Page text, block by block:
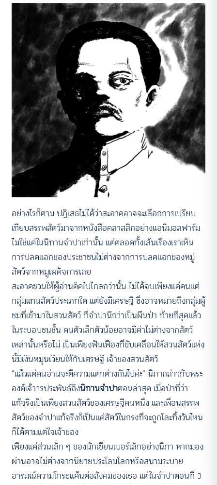
อย่างไรก็ตาม ปฏิเสธไม่ได้ว่าสะอาดอาจจะเลือกการเปรียบ
เทียบสรรพสัตว์มาจากหนังสือคลาสสิกอย่างแอนิมอลฟาร์ม
ไมใช่แค่ในนิทานจำปาเท่านั้น แต่ตลอดทั้งเส้นเรื่องเราเห็น
การปลดแอกของประชาชนไม่ต่างจากการปลดแอกของหมู่
สัตว์จากหมูเผด็จการเลย
สะอาดชวนให้ผู้อ่านคิดไปไกลกว่านั้น ไม่ได้จบเพียงแค่คนแต่
กลุ่มแทนสัตว์ประเภทใด แต่ยังมีเศรษฐี ซึ่งอาจหมายถึงกลุ่มผู้
ชมที่เข้ามาในสวนสัตว์ ที่จำปานึกว่าเป็นผืนป่า ท้ายที่สุดแล้ว
ในระบอบชนชั้น คนตัวเล็กตัวน้อยอาจมีค่าไม่ต่างจากสัตว์
เหล่านั้นหรือไม่ เป็นเพียงฟันเฟืองที่ขับเคลื่อนให้สวนสัตว์แห่ง
นี้มีเงินหมุนเวียนให้กับเศรษฐี เจ้าของสวนสัตว์
“แล้วแต่คนอ่านจะตีความแตกต่างกันไปค่ะ” นิภากล่าวกับพระ
องค์เจ้าวรประพันธ์ถึงนิทานจำปาตอนล่าสุด เมื่อป่าที่ว่า
แท้จริงเป็นเพียงสวนสัตว์ของเศรษฐีคนหนึ่ง และเพื่อนสรรพ
สัตว์ของจำปาแท้จริงก็เป็นแค่สัตว์ในกรงที่จะถูกโละทิ้งวันไหน
ก็ได้ตามแต่ใจเจ้าของ
เพียงแค่ส่วนเล็ก ๆ ของนักเขียนเบอร์เล็กอย่างนิภา หากมอง
ผ่านอาจไม่ต่างจากนิยายประโลมโลกหรือสนามระบาย
อารมณ์ความโกรธแค้นต่อสังคมของเธอ แต่ในจำปาตอนที่ 3